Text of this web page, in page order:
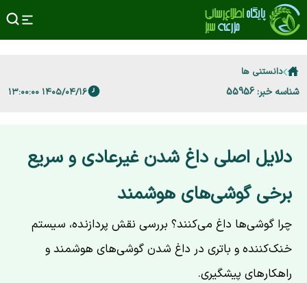
دانستنی ها
شناسه خبر: 55956 ۱۴۰۵/۰۴/۱۶ ۱۳:۰۰:۰۰
دلایل اصلی داغ شدن غیرعادی و سریع
برخی گوشی‌های هوشمند
چرا گوشی‌ها داغ می‌کنند؟ بررسی نقش پردازنده، سیستم
خنک‌کننده و باتری در داغ شدن گوشی‌های هوشمند و
راهکارهای پیشگیری.